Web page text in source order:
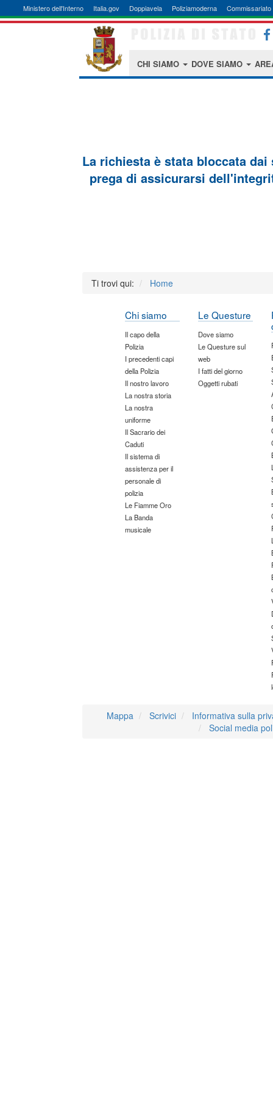
Ministero dell'Interno Italia.gov Doppiavela Poliziamoderna Commissariato
CHI SIAMO DOVE SIAMO
La richiesta è stata bloccata
prega di assicurarsi
Ti trovi qui: Home
Chi siamo
Il capo della
Polizia
I precedenti capi
della Polizia
Il nostro lavoro
La nostra storia
La nostra
uniforme
Il Sacrario dei
Caduti
Il sistema di
assistenza per il
personale di
polizia
Le Fiamme Oro
La Banda
musicale
Le Questure
Dove siamo
Le Questure sul
web
I fatti del giorno
Oggetti rubati
Mappa Scrivici
Informativa sulla
Social media